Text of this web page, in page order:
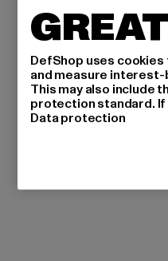
DefShop uses
and measure
This may also include
protection standard. If
Data protection